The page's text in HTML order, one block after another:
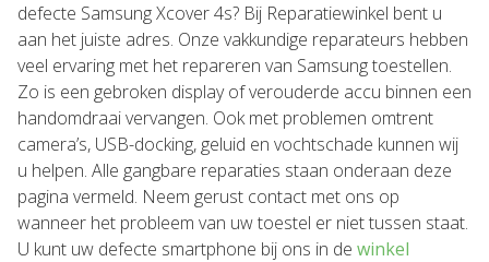
defecte Samsung Xcover 4s? Bij Reparatiewinkel bent u
aan het juiste adres. Onze vakkundige reparateurs hebben
veel ervaring met het repareren van Samsung toestellen.
Zo is een gebroken display of verouderde accu binnen een
handomdraai vervangen. Ook met problemen omtrent
camera’s, USB-docking, geluid en vochtschade kunnen wij
u helpen. Alle gangbare reparaties staan onderaan deze
pagina vermeld. Neem gerust contact met ons op
wanneer het probleem van uw toestel er niet tussen staat.
U kunt uw defecte smartphone bij ons in de winkel